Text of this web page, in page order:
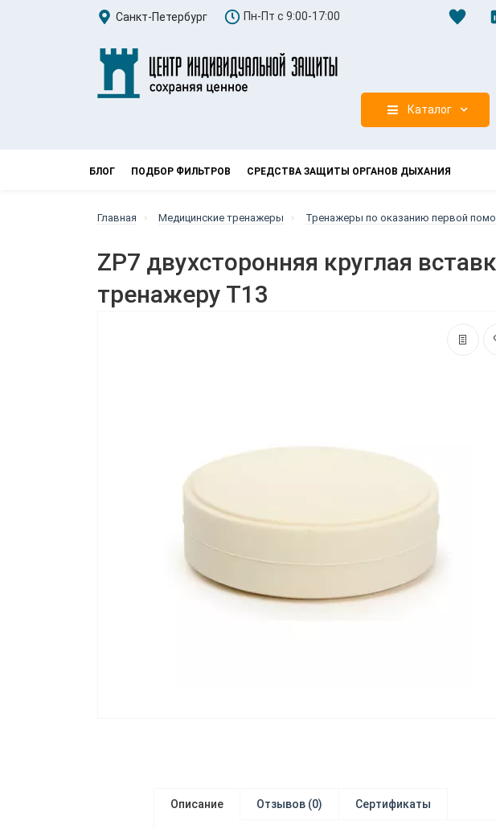
Санкт-Петербург Пн-Пт с 9:00-17:00
Каталог
БЛОГ ПОДБОР ФИЛЬТРОВ СРЕДСТВА ЗАЩИТЫ ОРГАНОВ ДЫХАНИЯ
Главная Медицинские тренажеры Тренажеры по оказанию первой
ZP7 двухсторонняя круглая
тренажеру Т13
Описание Отзывов (0) Сертификаты